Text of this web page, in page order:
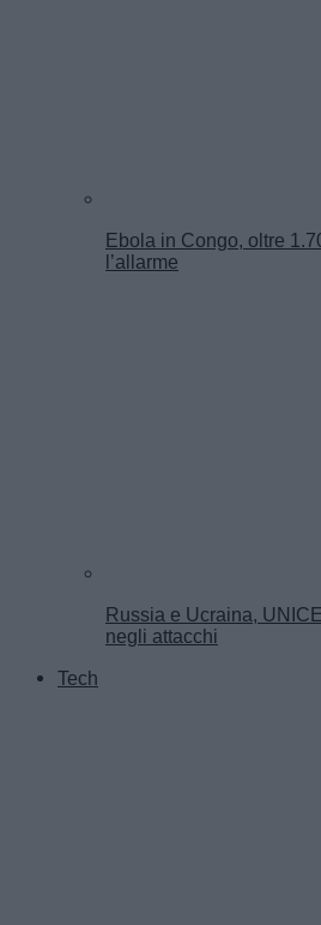
Ebola in Congo, oltre
l’allarme
Russia e Ucraina,
negli attacchi
Tech